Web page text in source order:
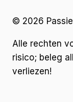
© 2026
Alle rechten
risico; beleg
verliezen!